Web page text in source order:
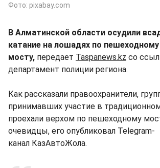
Фото: pixabay.com
В Алматинской области осудили
катание на лошадях по пешеходному
мосту, передает Taspanews.kz со
департамент полиции региона.
Как рассказали правоохранители,
принимавших участие в
проехали верхом по пешеходному
очевидцы, его опубликовал Telegram-
канал КазАвтоЖола.